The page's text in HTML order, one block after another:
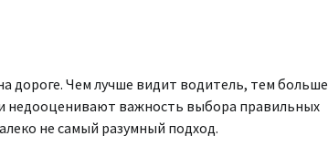
дороге. Чем лучше видит водитель, тем больше
недооценивают важность выбора правильных
не самый разумный подход.